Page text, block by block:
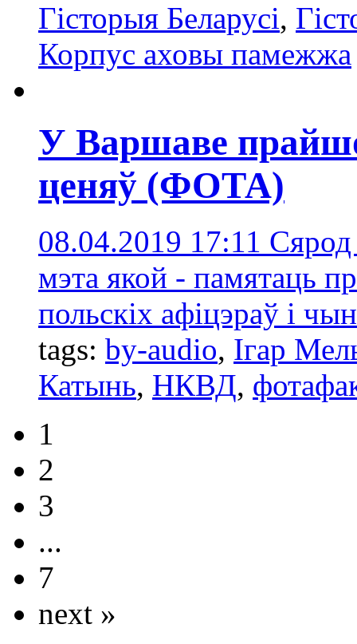
Гісторыя Беларусі,
Корпус аховы памежжа
У Варшаве
ценяў (ФОТА)
08.04.2019 17:11 Сярод
мэта якой - памятаць
польскіх афіцэраў і
tags: by-audio, Ігар
Катынь, НКВД,
1
2
3
...
7
next »